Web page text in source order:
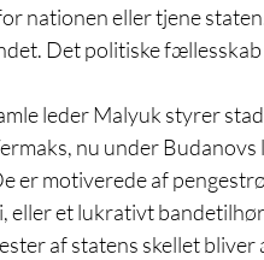
nationen eller tjene
Det politiske
leder Malyuk styrer
nu under Budanovs
motiverede af
eller et lukrativt
af statens skellet bliver